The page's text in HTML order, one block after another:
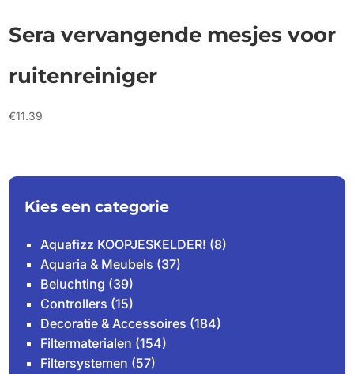
Sera vervangende mesjes voor
ruitenreiniger
€11.39
Kies een categorie
Aquafizz KOOPJESKELDER! (8)
Aquaria & Meubels (37)
Beluchting (39)
Controllers (15)
Decoratie & Accessoires (184)
Filtermaterialen (154)
Filtersystemen (57)